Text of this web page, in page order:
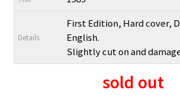
Details
First Edition, Hard cover,
English.
Slightly cut on and
sold out